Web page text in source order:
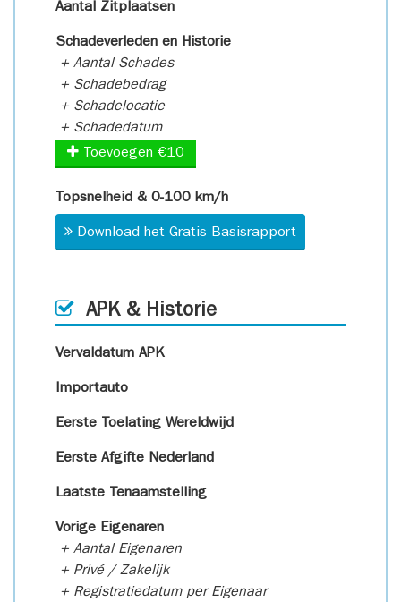
Aantal Zitplaatsen
Schadeverleden en Historie
+ Aantal Schades
+ Schadebedrag
+ Schadelocatie
+ Schadedatum
Toevoegen €10
Topsnelheid & 0-100 km/h
Download het Gratis Basisrapport
APK & Historie
Vervaldatum APK
Importauto
Eerste Toelating Wereldwijd
Eerste Afgifte Nederland
Laatste Tenaamstelling
Vorige Eigenaren
+ Aantal Eigenaren
+ Privé / Zakelijk
+ Registratiedatum per Eigenaar